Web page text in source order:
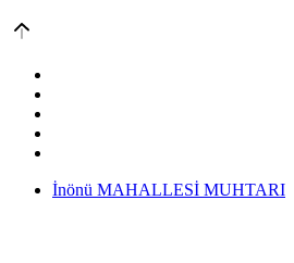
İnönü MAHALLESİ MUHTARI